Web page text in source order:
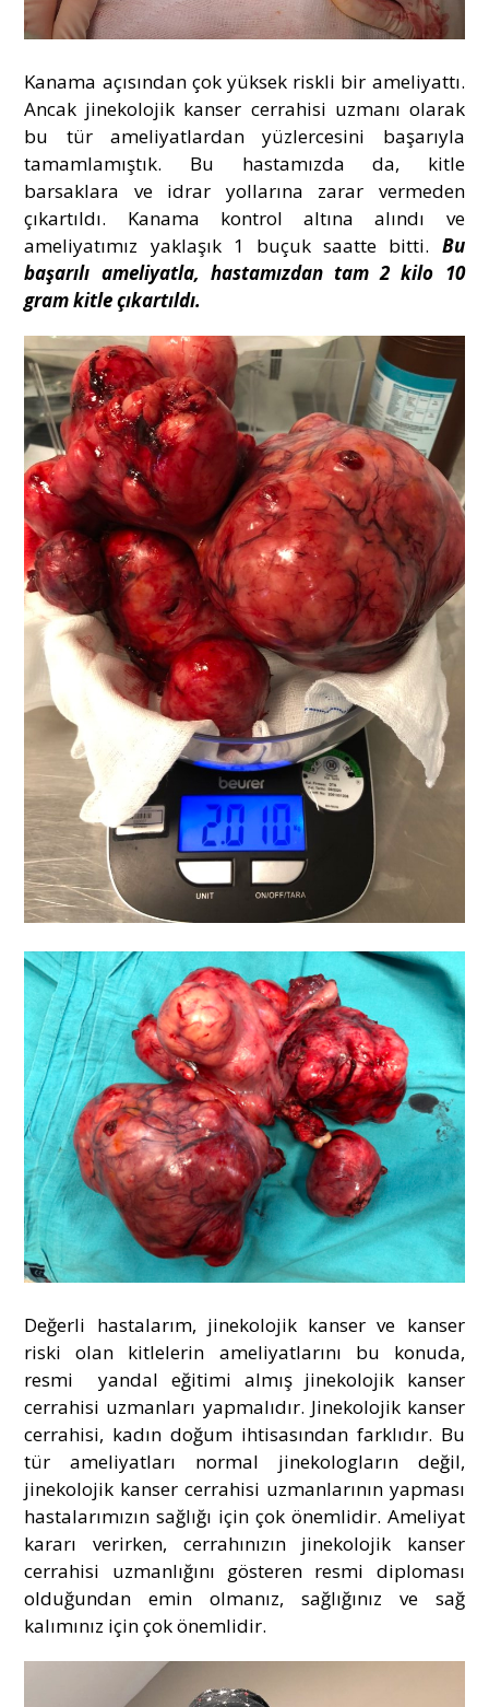
Kanama açısından çok yüksek riskli bir ameliyattı.
Ancak jinekolojik kanser cerrahisi uzmanı olarak
bu tür ameliyatlardan yüzlercesini başarıyla
tamamlamıştık. Bu hastamızda da, kitle
barsaklara ve idrar yollarına zarar vermeden
çıkartıldı. Kanama kontrol altına alındı ve
ameliyatımız yaklaşık 1 buçuk saatte bitti. Bu
başarılı ameliyatla, hastamızdan tam 2 kilo 10
gram kitle çıkartıldı.
Değerli hastalarım, jinekolojik kanser ve kanser
riski olan kitlelerin ameliyatlarını bu konuda,
resmi yandal eğitimi almış jinekolojik kanser
cerrahisi uzmanları yapmalıdır. Jinekolojik kanser
cerrahisi, kadın doğum ihtisasından farklıdır. Bu
tür ameliyatları normal jinekologların değil,
jinekolojik kanser cerrahisi uzmanlarının yapması
hastalarımızın sağlığı için çok önemlidir. Ameliyat
kararı verirken, cerrahınızın jinekolojik kanser
cerrahisi uzmanlığını gösteren resmi diploması
olduğundan emin olmanız, sağlığınız ve sağ
kalımınız için çok önemlidir.